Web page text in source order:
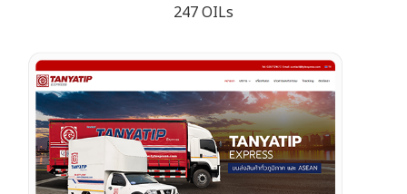
247 OILs